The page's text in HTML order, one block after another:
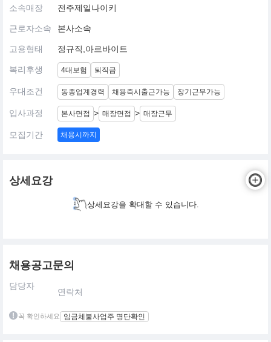
소속매장 전주제일나이키
근로자소속 본사소속
고용형태 정규직,아르바이트
복리후생 4대보험 퇴직금
우대조건 동종업계경력 채용즉시출근가능 장기근무가능
입사과정 본사면접 > 매장면접 > 매장근무
모집기간 채용시까지
상세요강
상세요강을 확대할 수 있습니다.
채용공고문의
담당자
연락처
꼭 확인하세요 임금체불사업주 명단확인